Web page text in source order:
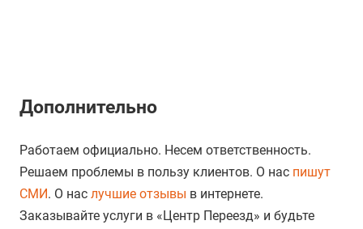
Дополнительно
Работаем официально. Несем ответственность.
Решаем проблемы в пользу клиентов. О нас пишут
СМИ. О нас лучшие отзывы в интернете.
Заказывайте услуги в «Центр Переезд» и будьте